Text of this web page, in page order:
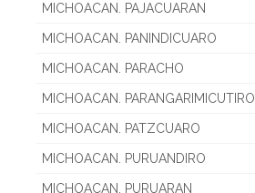
MICHOACAN. PAJACUARAN
MICHOACAN. PANINDICUARO
MICHOACAN. PARACHO
MICHOACAN. PARANGARIMICUTIRO
MICHOACAN. PATZCUARO
MICHOACAN. PURUANDIRO
MICHOACAN. PURUARAN